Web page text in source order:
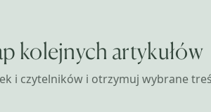
kolejnych artykułów
i czytelników i otrzymuj wybrane